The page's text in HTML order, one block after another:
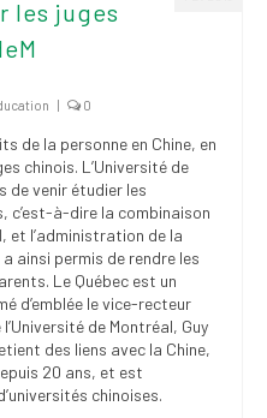
les juges
| 0
de la personne en Chine, en
chinois. L’Université de
de venir étudier les
c’est-à-dire la combinaison
et l’administration de la
ainsi permis de rendre les
Le Québec est un
d’emblée le vice-recteur
de Montréal, Guy
des liens avec la Chine,
20 ans, et est
chinoises.